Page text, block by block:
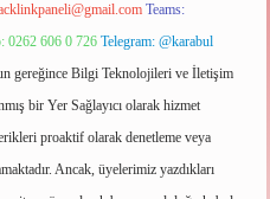
Teams:
0262 606 0 726 Telegram: @karabul
gereğince Bilgi Teknolojileri ve İletişim
bir Yer Sağlayıcı olarak hizmet
proaktif olarak denetleme veya
Ancak, üyelerimiz yazdıkları